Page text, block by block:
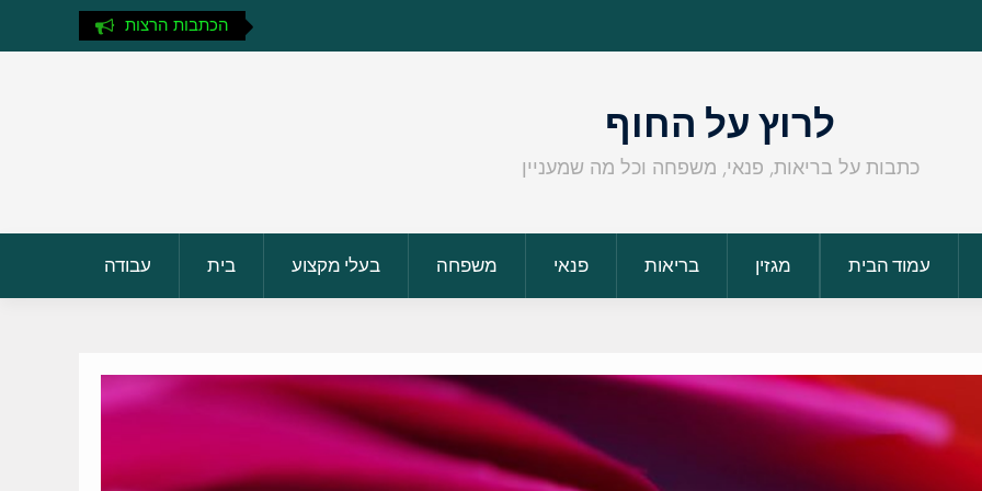
הכתבות הרצות
לרוץ על החוף
כתבות על בריאות, פנאי, משפחה וכל מה שמעניין
עמוד הבית מגזין בריאות פנאי משפחה בעלי מקצוע בית עבודה